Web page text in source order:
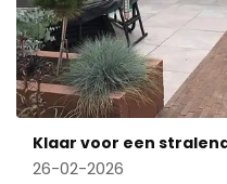
Klaar voor een
26-02-2026